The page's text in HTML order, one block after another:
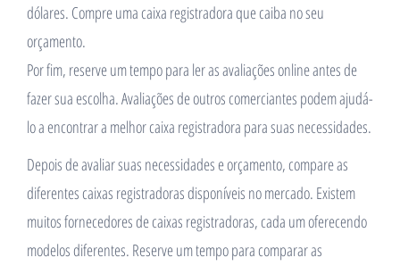
dólares. Compre uma caixa registradora que caiba no seu
orçamento.
Por fim, reserve um tempo para ler as avaliações online antes de
fazer sua escolha. Avaliações de outros comerciantes podem ajudá-
lo a encontrar a melhor caixa registradora para suas necessidades.
Depois de avaliar suas necessidades e orçamento, compare as
diferentes caixas registradoras disponíveis no mercado. Existem
muitos fornecedores de caixas registradoras, cada um oferecendo
modelos diferentes. Reserve um tempo para comparar as